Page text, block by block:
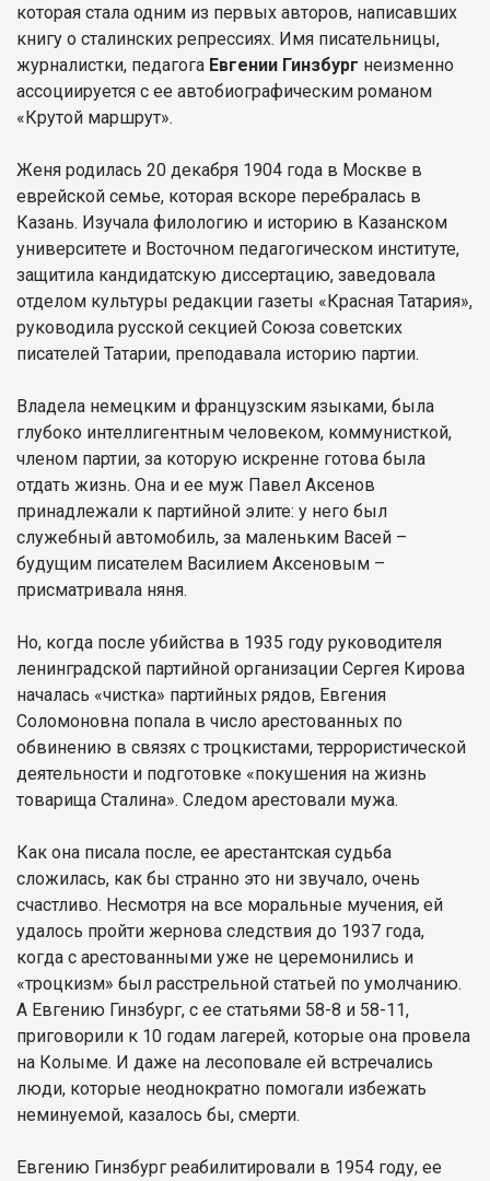
которая стала одним из первых авторов, написавших
книгу о сталинских репрессиях. Имя писательницы,
журналистки, педагога Евгении Гинзбург неизменно
ассоциируется с ее автобиографическим романом
«Крутой маршрут».
Женя родилась 20 декабря 1904 года в Москве в
еврейской семье, которая вскоре перебралась в
Казань. Изучала филологию и историю в Казанском
университете и Восточном педагогическом институте,
защитила кандидатскую диссертацию, заведовала
отделом культуры редакции газеты «Красная Татария»,
руководила русской секцией Союза советских
писателей Татарии, преподавала историю партии.
Владела немецким и французским языками, была
глубоко интеллигентным человеком, коммунисткой,
членом партии, за которую искренне готова была
отдать жизнь. Она и ее муж Павел Аксенов
принадлежали к партийной элите: у него был
служебный автомобиль, за маленьким Васей –
будущим писателем Василием Аксеновым –
присматривала няня.
Но, когда после убийства в 1935 году руководителя
ленинградской партийной организации Сергея Кирова
началась «чистка» партийных рядов, Евгения
Соломоновна попала в число арестованных по
обвинению в связях с троцкистами, террористической
деятельности и подготовке «покушения на жизнь
товарища Сталина». Следом арестовали мужа.
Как она писала после, ее арестантская судьба
сложилась, как бы странно это ни звучало, очень
счастливо. Несмотря на все моральные мучения, ей
удалось пройти жернова следствия до 1937 года,
когда с арестованными уже не церемонились и
«троцкизм» был расстрельной статьей по умолчанию.
А Евгению Гинзбург, с ее статьями 58-8 и 58-11,
приговорили к 10 годам лагерей, которые она провела
на Колыме. И даже на лесоповале ей встречались
люди, которые неоднократно помогали избежать
неминуемой, казалось бы, смерти.
Евгению Гинзбург реабилитировали в 1954 году, ее